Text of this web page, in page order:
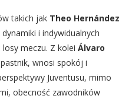
takich jak Theo Hernández
i indywidualnych
meczu. Z kolei Álvaro
wnosi spokój i
Juventusu, mimo
obecność zawodników